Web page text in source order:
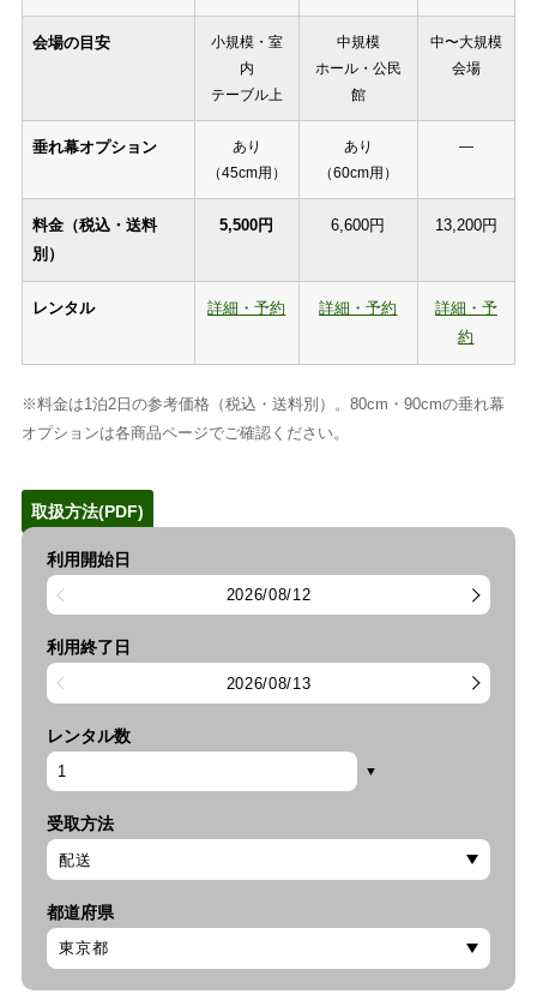
会場の目安
小規模・室
内
テーブル上
中規模
ホール・公民
館
中〜大規模
会場
垂れ幕オプション
あり
（45cm用）
あり
（60cm用）
—
料金（税込・送料
別）
5,500円 6,600円 13,200円
レンタル 詳細・予約 詳細・予約
詳細・予
約
※料金は1泊2日の参考価格（税込・送料別）。80cm・90cmの垂れ幕
オプションは各商品ページでご確認ください。
取扱方法(PDF)
利用開始日
2026/08/12
利用終了日
2026/08/13
レンタル数
受取方法
都道府県